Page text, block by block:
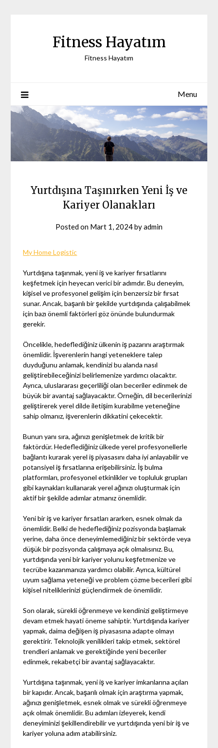
Fitness Hayatım
Fitness Hayatım
Menu
Yurtdışına Taşınırken Yeni İş ve
Kariyer Olanakları
Posted on Mart 1, 2024byadmin
My Home Logistic
Yurtdışına taşınmak, yeni iş ve kariyer fırsatlarını
keşfetmek için heyecan verici bir adımdır. Bu deneyim,
kişisel ve profesyonel gelişim için benzersiz bir fırsat
sunar. Ancak, başarılı bir şekilde yurtdışında çalışabilmek
için bazı önemli faktörleri göz önünde bulundurmak
gerekir.
Öncelikle, hedeflediğiniz ülkenin iş pazarını araştırmak
önemlidir. İşverenlerin hangi yeteneklere talep
duyduğunu anlamak, kendinizi bu alanda nasıl
geliştirebileceğinizi belirlemenize yardımcı olacaktır.
Ayrıca, uluslararası geçerliliği olan beceriler edinmek de
büyük bir avantaj sağlayacaktır. Örneğin, dil becerilerinizi
geliştirerek yerel dilde iletişim kurabilme yeteneğine
sahip olmanız, işverenlerin dikkatini çekecektir.
Bunun yanı sıra, ağınızı genişletmek de kritik bir
faktördür. Hedeflediğiniz ülkede yerel profesyonellerle
bağlantı kurarak yerel iş piyasasını daha iyi anlayabilir ve
potansiyel iş fırsatlarına erişebilirsiniz. İş bulma
platformları, profesyonel etkinlikler ve topluluk grupları
gibi kaynakları kullanarak yerel ağınızı oluşturmak için
aktif bir şekilde adımlar atmanız önemlidir.
Yeni bir iş ve kariyer fırsatları ararken, esnek olmak da
önemlidir. Belki de hedeflediğiniz pozisyonda başlamak
yerine, daha önce deneyimlemediğiniz bir sektörde veya
düşük bir pozisyonda çalışmaya açık olmalısınız. Bu,
yurtdışında yeni bir kariyer yolunu keşfetmenize ve
tecrübe kazanmanıza yardımcı olabilir. Ayrıca, kültürel
uyum sağlama yeteneği ve problem çözme becerileri gibi
kişisel niteliklerinizi güçlendirmek de önemlidir.
Son olarak, sürekli öğrenmeye ve kendinizi geliştirmeye
devam etmek hayati öneme sahiptir. Yurtdışında kariyer
yapmak, daima değişen iş piyasasına adapte olmayı
gerektirir. Teknolojik yenilikleri takip etmek, sektörel
trendleri anlamak ve gerektiğinde yeni beceriler
edinmek, rekabetçi bir avantaj sağlayacaktır.
Yurtdışına taşınmak, yeni iş ve kariyer imkanlarına açılan
bir kapıdır. Ancak, başarılı olmak için araştırma yapmak,
ağınızı genişletmek, esnek olmak ve sürekli öğrenmeye
açık olmak önemlidir. Bu adımları izleyerek, kendi
deneyiminizi şekillendirebilir ve yurtdışında yeni bir iş ve
kariyer yoluna adım atabilirsiniz.